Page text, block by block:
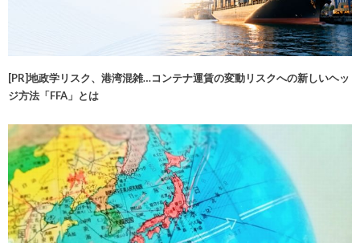
[PR]地政学リスク、港湾混雑…コンテナ運賃の変動リスクへの新しいヘッ
ジ方法「FFA」とは